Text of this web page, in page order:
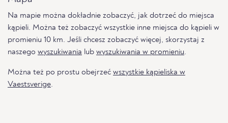
Na mapie można dokładnie zobaczyć, jak dotrzeć do miejsca
kąpieli. Można też zobaczyć wszystkie inne miejsca do kąpieli w
promieniu 10 km. Jeśli chcesz zobaczyć więcej, skorzystaj z
naszego wyszukiwania lub wyszukiwania w promieniu.
Można też po prostu obejrzeć wszystkie kąpieliska w
Vaestsverige.